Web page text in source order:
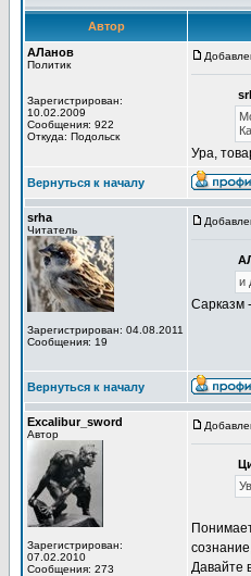
Автор
АЛанов
Политик
Зарегистрирован:
10.02.2009
Сообщения: 922
Откуда: Подольск
Ура,
Вернуться к началу
srha
Читатель
Зарегистрирован: 04.08.2011
Сообщения: 19
и
Сарказм
Вернуться к началу
Excalibur_sword
Автор
Зарегистрирован:
07.02.2010
Сообщения: 273
Давайте